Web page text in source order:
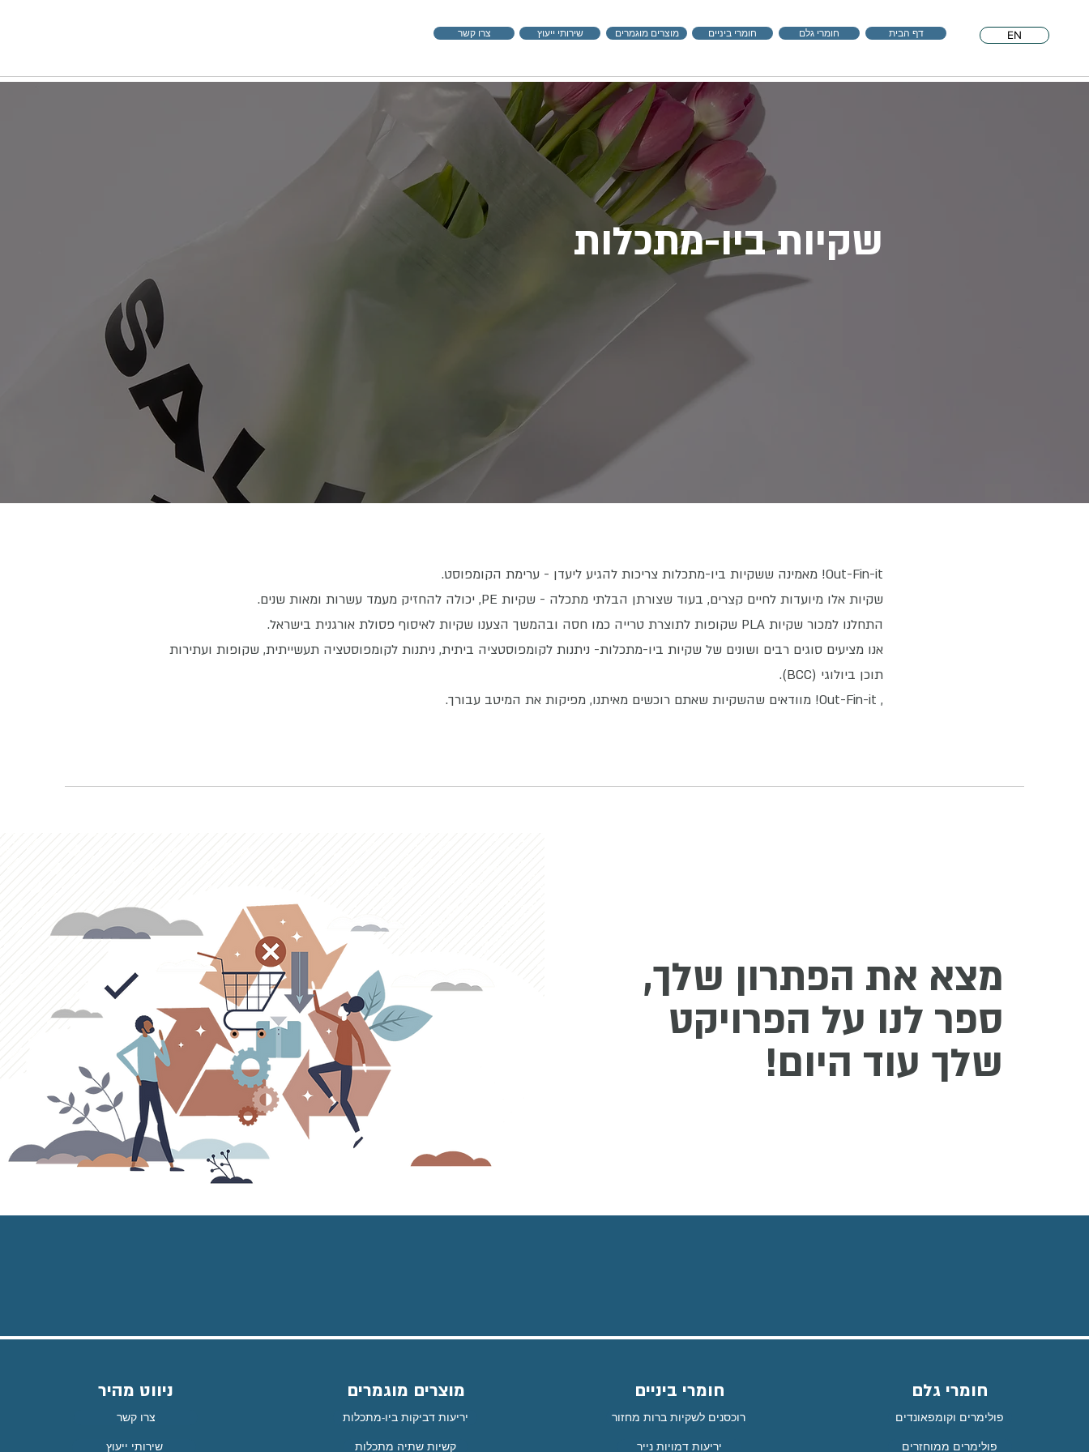
צרו קשר שירותי ייעוץ מוצרים מוגמרים חומרי ביניים חומרי גלם דף הבית EN
שקיות ביו-מתכלות
Out-Fin-it! מאמינה ששקיות ביו-מתכלות צריכות להגיע ליעדן - ערימת הקומפוסט.
שקיות אלו מיועדות לחיים קצרים, בעוד שצורתן הבלתי מתכלה - שקיות PE, יכולה להחזיק מעמד עשרות ומאות שנים.
התחלנו למכור שקיות PLA שקופות לתוצרת טרייה כמו חסה ובהמשך הצענו שקיות לאיסוף פסולת אורגנית בישראל.
אנו מציעים סוגים רבים ושונים של שקיות ביו-מתכלות- ניתנות לקומפוסטציה ביתית, ניתנות לקומפוסטציה תעשייתית, שקופות ועתירות
תוכן ביולוגי (BCC).
, Out-Fin-it! מוודאים שהשקיות שאתם רוכשים מאיתנו, מפיקות את המיטב עבורך.
מצא את הפתרון שלך,
ספר לנו על הפרויקט
שלך עוד היום!
ניווט מהיר
צרו קשר
שירותי ייעוץ
מוצרים מוגמרים
יריעות דביקות ביו-מתכלות
קשיות שתיה מתכלות
חומרי ביניים
רוכסנים לשקיות ברות מחזור
יריעות דמויות נייר
חומרי גלם
פולימרים וקומפאונדים
פולימרים ממוחזרים